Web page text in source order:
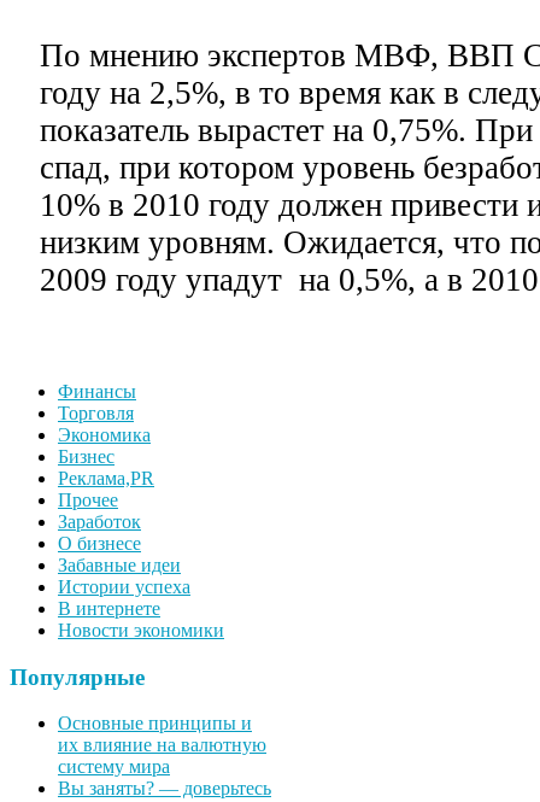
По мнению экспертов МВФ, ВВП
году на 2,5%, в то время как в
показатель вырастет на 0,75%.
спад, при котором уровень
10% в 2010 году должен привести
низким уровням. Ожидается, что
2009 году упадут на 0,5%, а в
Финансы
Торговля
Экономика
Бизнес
Реклама,PR
Прочее
Заработок
О бизнесе
Забавные идеи
Истории успеха
В интернете
Новости экономики
Популярные
Основные принципы и
их влияние на валютную
систему мира
Вы заняты? — доверьтесь